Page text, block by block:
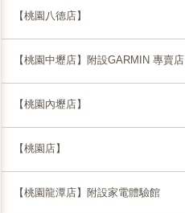
【桃園八德店】
【桃園中壢店】附設GARMIN 專賣店
【桃園內壢店】
【桃園店】
【桃園龍潭店】附設家電體驗館